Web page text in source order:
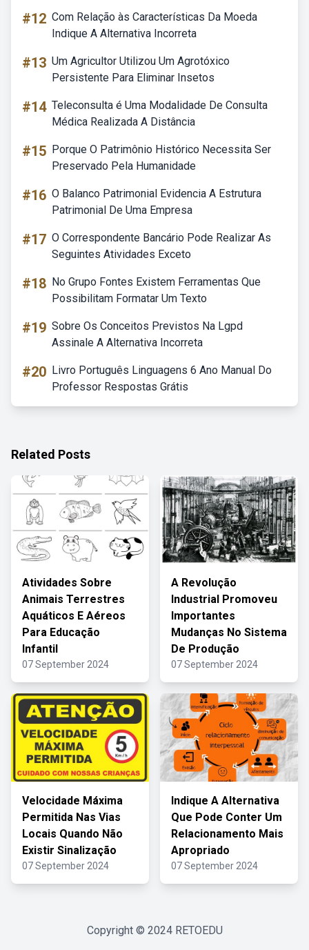
#12 Com Relação às Características Da Moeda
Indique A Alternativa Incorreta
#13 Um Agricultor Utilizou Um Agrotóxico
Persistente Para Eliminar Insetos
#14 Teleconsulta é Uma Modalidade De Consulta
Médica Realizada A Distância
#15 Porque O Patrimônio Histórico Necessita Ser
Preservado Pela Humanidade
#16 O Balanco Patrimonial Evidencia A Estrutura
Patrimonial De Uma Empresa
#17 O Correspondente Bancário Pode Realizar As
Seguintes Atividades Exceto
#18 No Grupo Fontes Existem Ferramentas Que
Possibilitam Formatar Um Texto
#19 Sobre Os Conceitos Previstos Na Lgpd
Assinale A Alternativa Incorreta
#20 Livro Português Linguagens 6 Ano Manual Do
Professor Respostas Grátis
Related Posts
Atividades Sobre
Animais Terrestres
Aquáticos E Aéreos
Para Educação
Infantil
07 September 2024
A Revolução
Industrial Promoveu
Importantes
Mudanças No Sistema
De Produção
07 September 2024
Velocidade Máxima
Permitida Nas Vias
Locais Quando Não
Existir Sinalização
07 September 2024
Indique A Alternativa
Que Pode Conter Um
Relacionamento Mais
Apropriado
07 September 2024
Copyright © 2024 RETOEDU